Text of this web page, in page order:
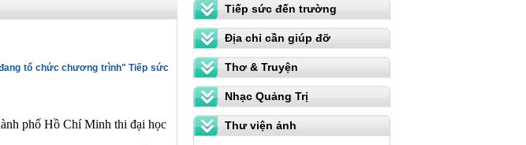
tổ chức chương trình" Tiếp sức
phố Hồ Chí Minh thi đại học
Tiếp sức đến trường
Địa chỉ cần giúp đỡ
Thơ & Truyện
Nhạc Quảng Trị
Thư viện ảnh